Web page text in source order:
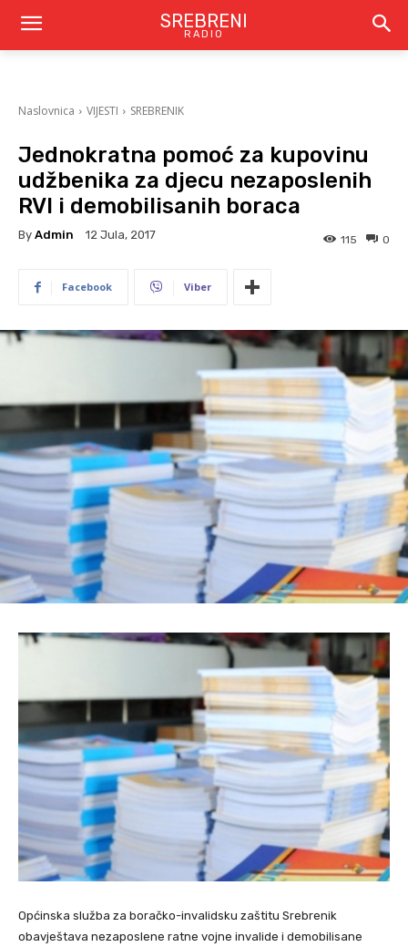
SREBRENI
RADIO
Naslovnica VIJESTI SREBRENIK
Jednokratna pomoć za kupovinu
udžbenika za djecu nezaposlenih
RVI i demobilisanih boraca
By Admin 12 Jula, 2017 0
115
Facebook Viber
Općinska služba za boračko-invalidsku zaštitu Srebrenik
obavještava nezaposlene ratne vojne invalide i demobilisane